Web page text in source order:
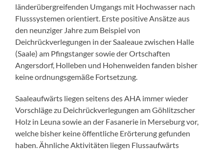
länderübergreifenden Umgangs mit Hochwasser nach
Flusssystemen orientiert. Erste positive Ansätze aus
den neunziger Jahre zum Beispiel von
Deichrückverlegungen in der Saaleaue zwischen Halle
(Saale) am Pfingstanger sowie der Ortschaften
Angersdorf, Holleben und Hohenweiden fanden bisher
keine ordnungsgemäße Fortsetzung.
Saaleaufwärts liegen seitens des AHA immer wieder
Vorschläge zu Deichrückverlegungen am Göhlitzscher
Holz in Leuna sowie an der Fasanerie in Merseburg vor,
welche bisher keine öffentliche Erörterung gefunden
haben. Ähnliche Aktivitäten liegen Flussaufwärts